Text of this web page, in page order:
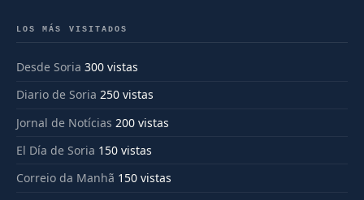
LOS MÁS VISITADOS
Desde Soria 300 vistas
Diario de Soria 250 vistas
Jornal de Notícias 200 vistas
El Día de Soria 150 vistas
Correio da Manhã 150 vistas